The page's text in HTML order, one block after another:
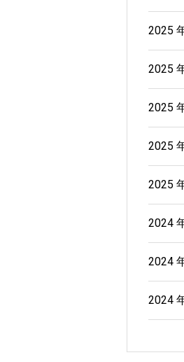
2025
2025
2025
2025
2025
2024
2024
2024